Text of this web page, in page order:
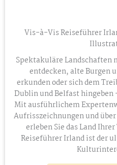
Vis-à-Vis Reiseführer
Spektakuläre Landschaften
entdecken, alte Burgen
erkunden oder sich dem
Dublin und Belfast
Mit ausführlichem
Aufrisszeichnungen und
erleben Sie das Land
Reiseführer Irland ist der